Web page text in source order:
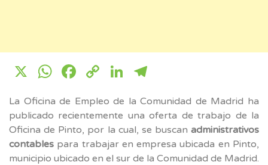
X WhatsApp
Facebook
CopyLinkedIn
La Oficina de Empleo de la Comunidad de Madrid ha
publicado recientemente una oferta de trabajo de la
Oficina de Pinto, por la cual, se buscan administrativos
contables para trabajar en empresa ubicada en Pinto,
municipio ubicado en el sur de la Comunidad de Madrid.